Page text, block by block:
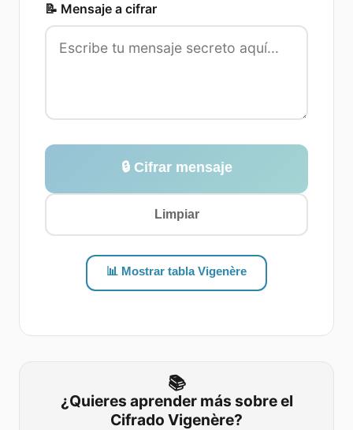
📝 Mensaje a cifrar
🔒Cifrar mensaje
Limpiar
📊 Mostrar tabla Vigenère
📚
¿Quieres aprender más sobre el
Cifrado Vigenère?